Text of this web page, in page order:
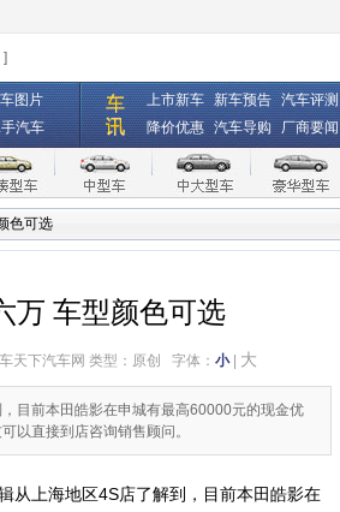
]
图片
汽车
上市新车 新车预告 汽车评测
降价优惠 汽车导购 厂商要闻
色可选
万 车型颜色可选
车天下汽车网 类型：原创 字体： 小| 大
目前本田皓影在申城有最高60000元的现金优
以直接到店咨询销售顾问。
从上海地区4S店了解到，目前本田皓影在